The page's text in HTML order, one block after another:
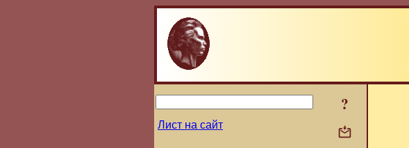
?
Лист на сайт